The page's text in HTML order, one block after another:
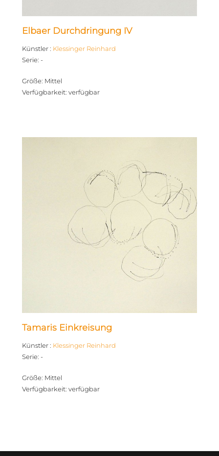
Elbaer Durchdringung IV
Künstler: Klessinger Reinhard
Serie: -
Größe: Mittel
Verfügbarkeit: verfügbar
Tamaris Einkreisung
Künstler: Klessinger Reinhard
Serie: -
Größe: Mittel
Verfügbarkeit: verfügbar